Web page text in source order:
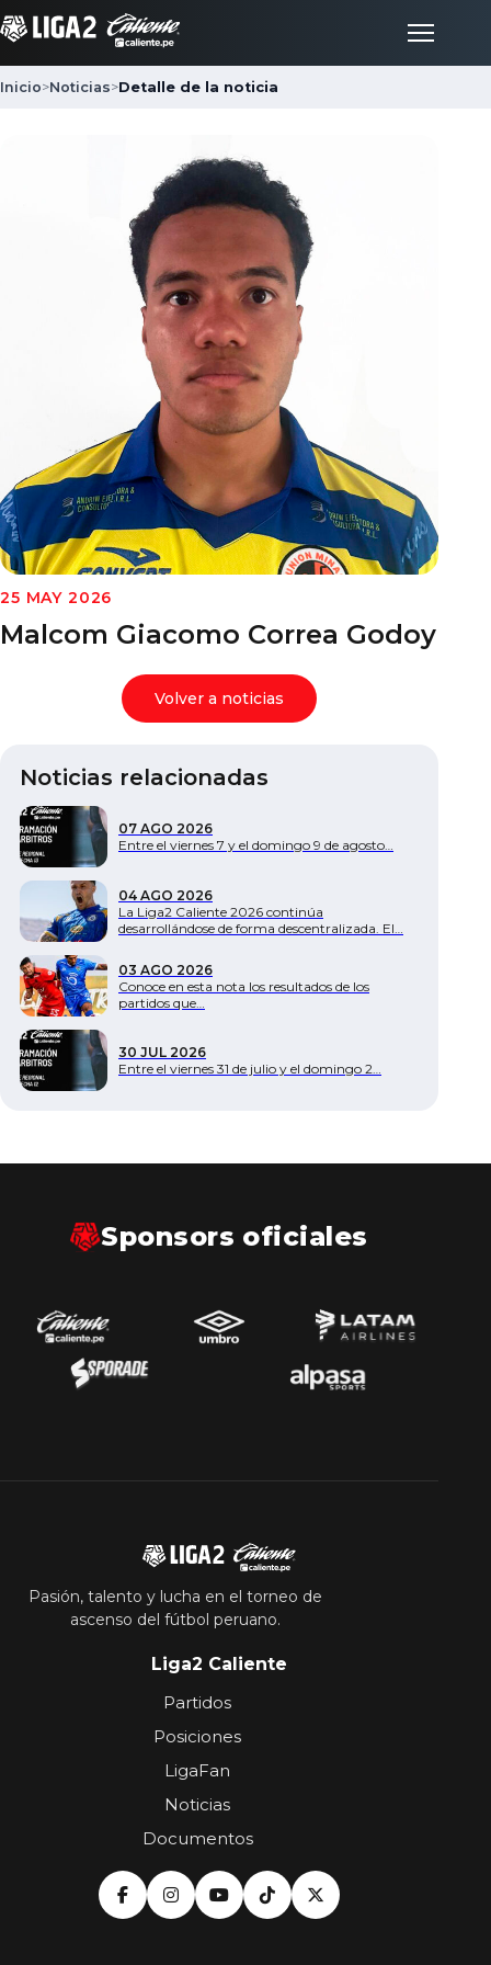
Noticias
Documentos
Inicio>Noticias>Detalle de la noticia
25 MAY 2026
Malcom Giacomo Correa Godoy
Volver a noticias
Noticias relacionadas
07 AGO 2026
Entre el viernes 7 y el domingo 9 de agosto…
04 AGO 2026
La Liga2 Caliente 2026 continúa
desarrollándose de forma descentralizada. El…
03 AGO 2026
Conoce en esta nota los resultados de los
partidos que…
30 JUL 2026
Entre el viernes 31 de julio y el domingo 2…
Sponsors oficiales
Pasión, talento y lucha en el torneo de
ascenso del fútbol peruano.
Liga2 Caliente
Partidos
Posiciones
LigaFan
Noticias
Documentos